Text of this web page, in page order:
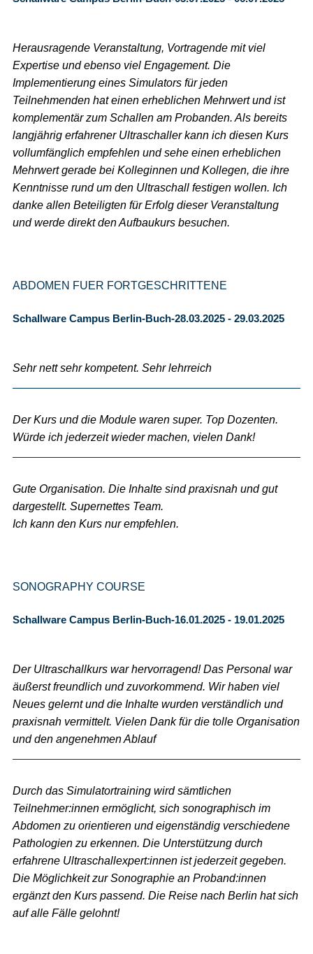
Herausragende Veranstaltung, Vortragende mit viel
Expertise und ebenso viel Engagement. Die
Implementierung eines Simulators für jeden
Teilnehmenden hat einen erheblichen Mehrwert und ist
komplementär zum Schallen am Probanden. Als bereits
langjährig erfahrener Ultraschaller kann ich diesen Kurs
vollumfänglich empfehlen und sehe einen erheblichen
Mehrwert gerade bei Kolleginnen und Kollegen, die ihre
Kenntnisse rund um den Ultraschall festigen wollen. Ich
danke allen Beteiligten für Erfolg dieser Veranstaltung
und werde direkt den Aufbaukurs besuchen.
ABDOMEN FUER FORTGESCHRITTENE
Schallware Campus Berlin-Buch-28.03.2025 - 29.03.2025
Sehr nett sehr kompetent. Sehr lehrreich
Der Kurs und die Module waren super. Top Dozenten.
Würde ich jederzeit wieder machen, vielen Dank!
Gute Organisation. Die Inhalte sind praxisnah und gut
dargestellt. Supernettes Team.
Ich kann den Kurs nur empfehlen.
SONOGRAPHY COURSE
Schallware Campus Berlin-Buch-16.01.2025 - 19.01.2025
Der Ultraschallkurs war hervorragend! Das Personal war
äußerst freundlich und zuvorkommend. Wir haben viel
Neues gelernt und die Inhalte wurden verständlich und
praxisnah vermittelt. Vielen Dank für die tolle Organisation
und den angenehmen Ablauf
Durch das Simulatortraining wird sämtlichen
Teilnehmer:innen ermöglicht, sich sonographisch im
Abdomen zu orientieren und eigenständig verschiedene
Pathologien zu erkennen. Die Unterstützung durch
erfahrene Ultraschallexpert:innen ist jederzeit gegeben.
Die Möglichkeit zur Sonographie an Proband:innen
ergänzt den Kurs passend. Die Reise nach Berlin hat sich
auf alle Fälle gelohnt!